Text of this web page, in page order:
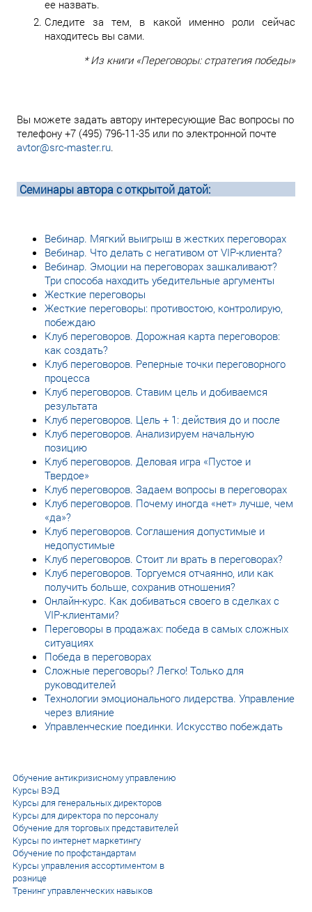
ее назвать.
Следите за тем, в какой именно роли сейчас
находитесь вы сами.
* Из книги «Переговоры: стратегия победы»
Вы можете задать автору интересующие Вас вопросы по
телефону +7 (495) 796-11-35 или по электронной почте
avtor@src-master.ru.
Семинары автора с открытой датой:
Вебинар. Мягкий выигрыш в жестких переговорах
Вебинар. Что делать с негативом от VIP-клиента?
Вебинар. Эмоции на переговорах зашкаливают?
Три способа находить убедительные аргументы
Жесткие переговоры
Жесткие переговоры: противостою, контролирую,
побеждаю
Клуб переговоров. Дорожная карта переговоров:
как создать?
Клуб переговоров. Реперные точки переговорного
процесса
Клуб переговоров. Ставим цель и добиваемся
результата
Клуб переговоров. Цель + 1: действия до и после
Клуб переговоров. Анализируем начальную
позицию
Клуб переговоров. Деловая игра «Пустое и
Твердое»
Клуб переговоров. Задаем вопросы в переговорах
Клуб переговоров. Почему иногда «нет» лучше, чем
«да»?
Клуб переговоров. Соглашения допустимые и
недопустимые
Клуб переговоров. Стоит ли врать в переговорах?
Клуб переговоров. Торгуемся отчаянно, или как
получить больше, сохранив отношения?
Онлайн-курс. Как добиваться своего в сделках с
VIP-клиентами?
Переговоры в продажах: победа в самых сложных
ситуациях
Победа в переговорах
Сложные переговоры? Легко! Только для
руководителей
Технологии эмоционального лидерства. Управление
через влияние
Управленческие поединки. Искусство побеждать
Обучение антикризисному управлению
Курсы ВЭД
Курсы для генеральных директоров
Курсы для директора по персоналу
Обучение для торговых представителей
Курсы по интернет маркетингу
Обучение по профстандартам
Курсы управления ассортиментом в
рознице
Тренинг управленческих навыков